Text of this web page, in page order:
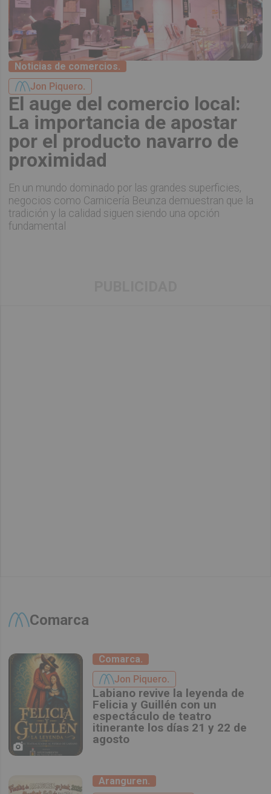
Noticias de comercios.
Jon Piquero.
El auge del comercio local:
La importancia de apostar
por el producto navarro de
proximidad
En un mundo dominado por las grandes superficies,
negocios como Carnicería Beunza demuestran que la
tradición y la calidad siguen siendo una opción
fundamental
Comarca
Comarca.
Jon Piquero.
Labiano revive la leyenda de
Felicia y Guillén con un
espectáculo de teatro
itinerante los días 21 y 22 de
agosto
Aranguren.